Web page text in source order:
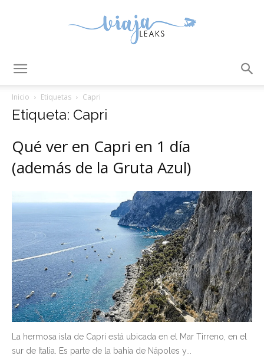
Inicio Etiquetas Capri
Etiqueta: Capri
Qué ver en Capri en 1 día
(además de la Gruta Azul)
La hermosa isla de Capri está ubicada en el Mar Tirreno, en el
sur de Italia. Es parte de la bahía de Nápoles y...